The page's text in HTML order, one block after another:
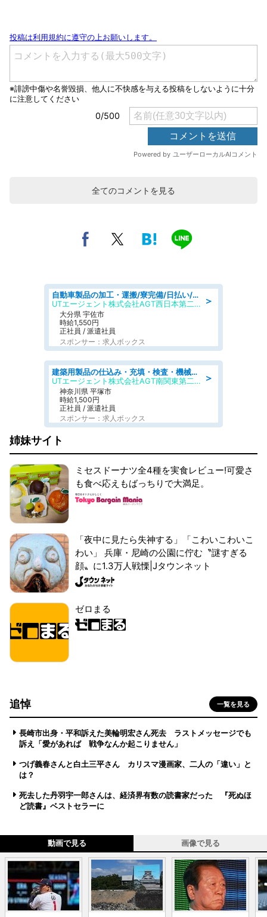
全てのコメントを見る
＞
自動車製品の加工・運搬/寮完備/日払い/工場・製造
UTエージェント株式会社AGT西日本第二CU
大分県 宇佐市
時給1,550円
正社員 / 派遣社員
スポンサー：求人ボックス
＞
建築用製品の仕込み・充填・検査・機械操作/寮完備/日払い/工場・製造
UTエージェント株式会社AGT南関東第二CU
神奈川県 平塚市
時給1,500円
正社員 / 派遣社員
スポンサー：求人ボックス
姉妹サイト
ミセスドーナツ全4種を実食レビュー!可愛さ
も食べ応えもばっちりで大満足。
「夜中に見たら失神する」「こわいこわいこ
わい」 兵庫・尼崎の公園に佇む〝謎すぎる
顔〟に1.3万人戦慄|Jタウンネット
ゼロまる
追悼 一覧を見る
長崎市出身・平和訴えた美輪明宏さん死去 ラストメッセージでも
訴え「愛があれば 戦争なんか起こりません」
つげ義春さんと白土三平さん カリスマ漫画家、二人の「違い」と
は？
死去した丹羽宇一郎さんは、経済界有数の読書家だった 『死ぬほ
ど読書』ベストセラーに
動画で見る 画像で見る